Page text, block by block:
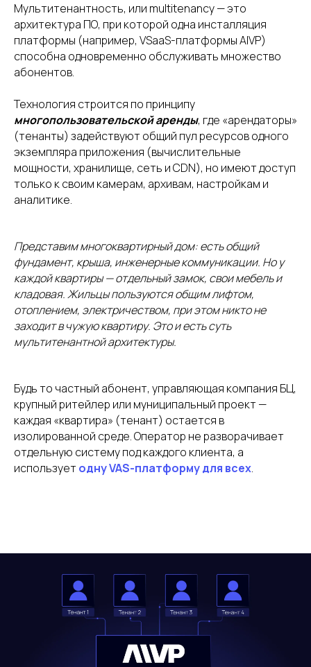
Мультитенантность, или multitenancy — это
архитектура ПО, при которой одна инсталляция
платформы (например, VSaaS-платформы AIVP)
способна одновременно обслуживать множество
абонентов.
Технология строится по принципу
многопользовательской аренды, где «арендаторы»
(тенанты) задействуют общий пул ресурсов одного
экземпляра приложения (вычислительные
мощности, хранилище, сеть и CDN), но имеют доступ
только к своим камерам, архивам, настройкам и
аналитике.
Представим многоквартирный дом: есть общий
фундамент, крыша, инженерные коммуникации. Но у
каждой квартиры — отдельный замок, свои мебель и
кладовая. Жильцы пользуются общим лифтом,
отоплением, электричеством, при этом никто не
заходит в чужую квартиру. Это и есть суть
мультитенантной архитектуры.
Будь то частный абонент, управляющая компания БЦ,
крупный ритейлер или муниципальный проект —
каждая «квартира» (тенант) остается в
изолированной среде. Оператор не разворачивает
отдельную систему под каждого клиента, а
используетодну VAS-платформу для всех.